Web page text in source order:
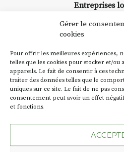
Gérer le
cookies
Pour offrir les meilleures expériences,
telles que les cookies pour stocker et/ou
appareils. Le fait de consentir à ces
traiter des données telles que le
uniques sur ce site. Le fait de ne pas
consentement peut avoir un effet
et fonctions.
et
la
« off
SA
BT
Entreprises
Suivez toute